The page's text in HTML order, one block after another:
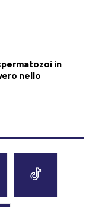
in
nello